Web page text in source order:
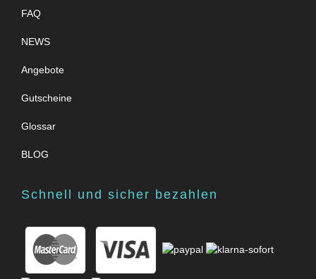
FAQ
NEWS
Angebote
Gutscheine
Glossar
BLOG
Schnell und sicher bezahlen